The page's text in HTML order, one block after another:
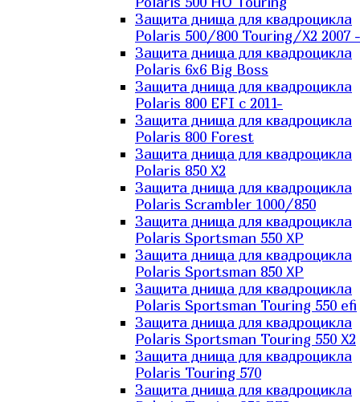
Защита днища для квадроцикла
Polaris 500/800 Touring/X2 2007 -
Защита днища для квадроцикла
Polaris 6х6 Big Boss
Защита днища для квадроцикла
Polaris 800 EFI с 2011-
Защита днища для квадроцикла
Polaris 800 Forest
Защита днища для квадроцикла
Polaris 850 X2
Защита днища для квадроцикла
Polaris Scrambler 1000/850
Защита днища для квадроцикла
Polaris Sportsman 550 XP
Защита днища для квадроцикла
Polaris Sportsman 850 XP
Защита днища для квадроцикла
Polaris Sportsman Touring 550 efi
Защита днища для квадроцикла
Polaris Sportsman Touring 550 X2
Защита днища для квадроцикла
Polaris Touring 570
Защита днища для квадроцикла